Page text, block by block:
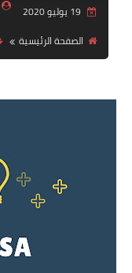
الصفحة الرئيسية